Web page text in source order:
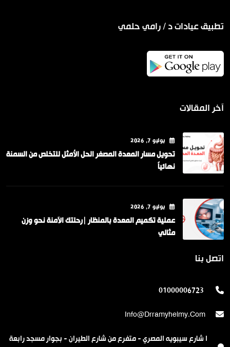
تطبيق عيادات د / رامي حلمي
آخر المقالات
يوليو 7
, 2026
تحويل مسار المعدة المصغر الحل الأمثل للتخلص من السمنة
نهائياً
يوليو 7
, 2026
عملية تكميم المعدة بالمنظار |رحلتك الآمنة نحو وزن
مثالي
اتصل بنا
01000006723
Info@drramyhelmy.com
ا شارع سيبويه المصري - متفرع من شارع الطيران - بجوار مسجد رابعة